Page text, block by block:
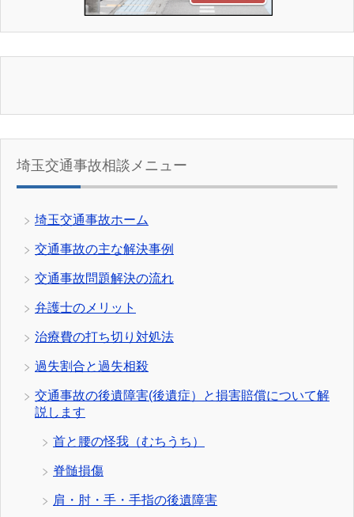
埼玉交通事故相談メニュー
埼玉交通事故ホーム
交通事故の主な解決事例
交通事故問題解決の流れ
弁護士のメリット
治療費の打ち切り対処法
過失割合と過失相殺
交通事故の後遺障害(後遺症）と損害賠償について解
説します
首と腰の怪我（むちうち）
脊髄損傷
肩・肘・手・手指の後遺障害